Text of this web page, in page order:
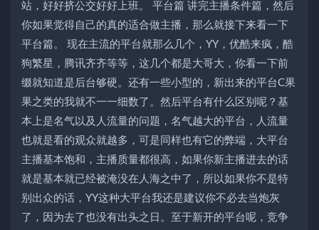
站，好好挤公交好好上班。 平台篇 讲完主播条件篇，然后
你如果觉得自己的真的适合做主播，那么就接下来看一下
平台篇。 现在主流的平台就那么几个，YY，优酷来疯，酷
狗繁星，腾讯齐齐等等，这几个都是大哥大，你看一下前
缀就知道是后台够硬。还有一些小型的，新出来的平台C果
果之类的我就不一一细数了。然后平台有什么区别呢？基
本上是名气以及人流量的问题，名气越大的平台，人流量
也就是看的观众就越多，可是同样也有它的弊端，大平台
主播基本饱和，主播质量都很高，如果你新主播进去的话
就是基本就已经被淹没在人海之中了，所以如果你不是特
别出众的话，YY这种大平台我还是建议你不必去当炮灰
了，因为去了也没有出头之日。至于新开的平台呢，竞争